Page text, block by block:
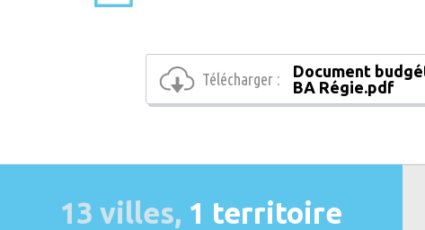
Télécharger :
Document
BA Régie.pdf
13 villes, 1 territoire